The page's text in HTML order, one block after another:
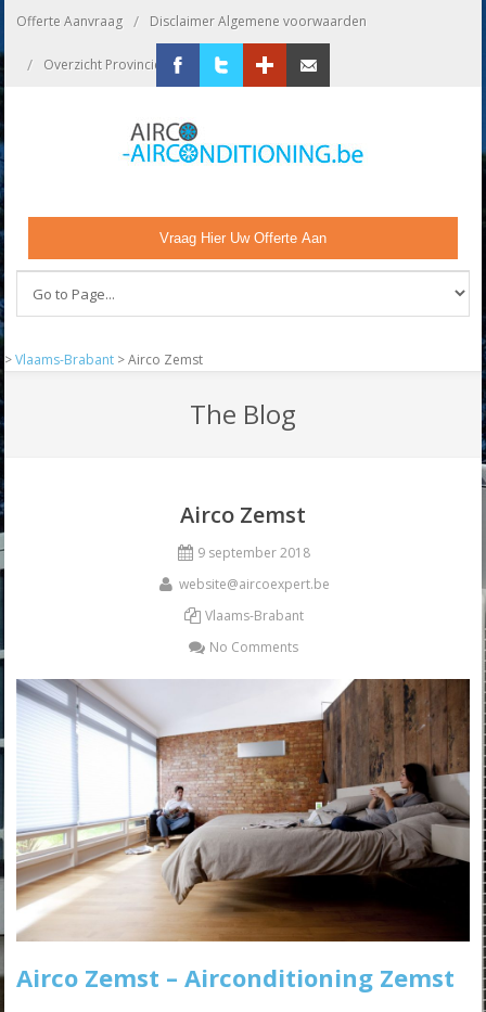
Offerte Aanvraag / Disclaimer Algemene voorwaarden
/ Overzicht Provincies / Bedrijf Aanmelden
Vraag Hier Uw Offerte Aan
>Vlaams-Brabant >Airco Zemst
The Blog
Airco Zemst
9 september 2018
website@aircoexpert.be
Vlaams-Brabant
No Comments
Airco Zemst – Airconditioning Zemst